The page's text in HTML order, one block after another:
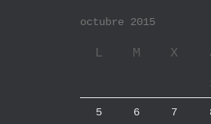
octubre 2015
L M X
5 6 7